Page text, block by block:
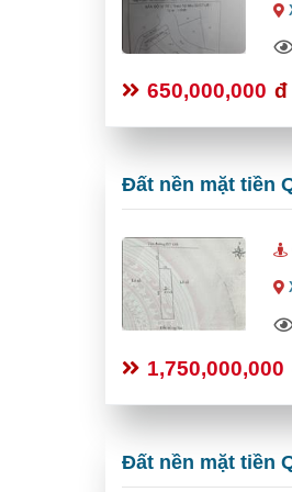
650,000,000 đ
Đất nền mặt tiền
1,750,000,000
Đất nền mặt tiền